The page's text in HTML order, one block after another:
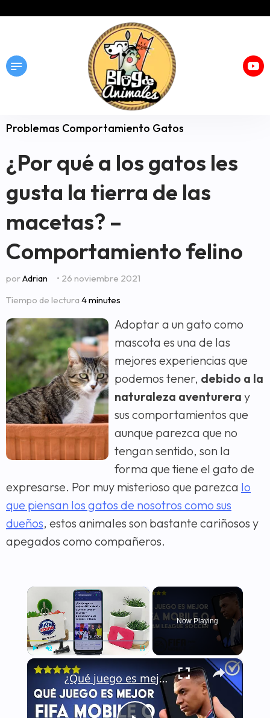
Problemas Comportamiento Gatos
¿Por qué a los gatos les
gusta la tierra de las
macetas? –
Comportamiento felino
porAdrian
• 26 noviembre 2021
Tiempo de lectura 4 minutes
Adoptar a un gato como
mascota es una de las
mejores experiencias que
podemos tener, debido a la
naturaleza aventurera y
sus comportamientos que
aunque parezca que no
tengan sentido, son la
forma que tiene el gato de
expresarse. Por muy misterioso que parezca lo
que piensan los gatos de nosotros como sus
dueños, estos animales son bastante cariñosos y
apegados como compañeros.
×
Now Playing
×
¿Qué juego es mejor el FIFA MOBILE y DREAM LEAGUE SOCCER? - Comparativa de juegos similares